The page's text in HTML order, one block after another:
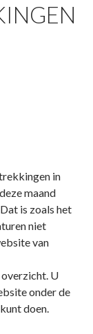
in
maand
is zoals het
niet
van
U
onder de
doen.